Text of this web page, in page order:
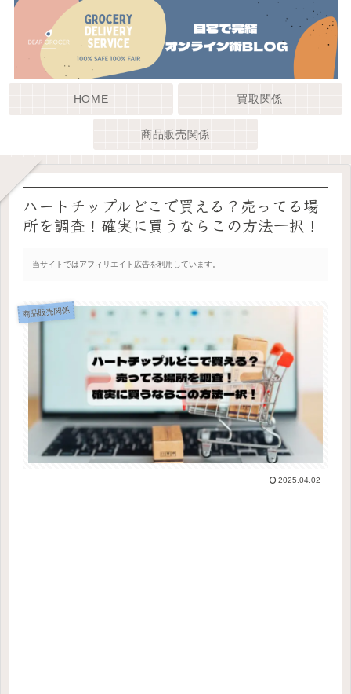
HOME 買取関係
商品販売関係
ハートチップルどこで買える？売ってる場
所を調査！確実に買うならこの方法一択！
当サイトではアフィリエイト広告を利用しています。
商品販売関係
2025.04.02